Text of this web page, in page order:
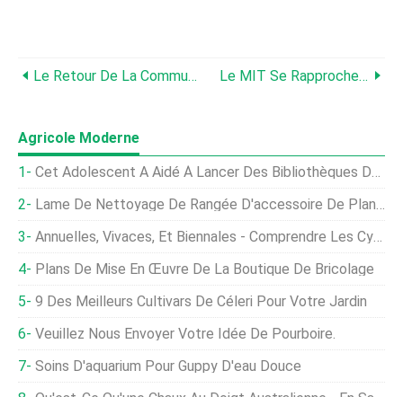
Le Retour De La Commune, Ferme Aux Ours Brouhaha, Et Un OG Hustler :votre Résumé Des Actualités Culinaires De Janvier Le MIT Se Rapproche Des Cultures Céréalières Qui Ne Nécessitent Aucun Engrais
Agricole Moderne
Cet Adolescent A Aidé À Lancer Des Bibliothèques De Semences Dans Chaque État
Lame De Nettoyage De Rangée D'accessoire De Planteur
Annuelles, Vivaces, Et Biennales - Comprendre Les Cycles De Vie Des Plantes
Plans De Mise En Œuvre De La Boutique De Bricolage
9 Des Meilleurs Cultivars De Céleri Pour Votre Jardin
Veuillez Nous Envoyer Votre Idée De Pourboire.
Soins D'aquarium Pour Guppy D'eau Douce